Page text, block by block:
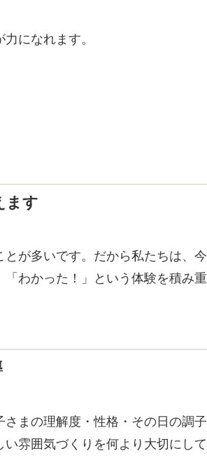
になれます。
ます
が多いです。だから私たちは、今
わかった！」という体験を積み重
まの理解度・性格・その日の調子
雰囲気づくりを何より大切にして